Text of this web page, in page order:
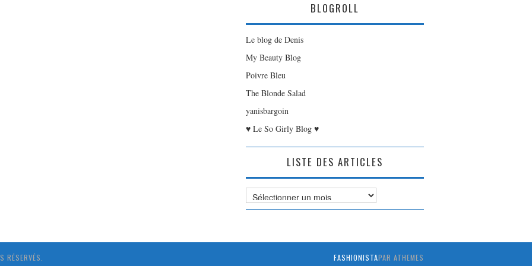
BLOGROLL
Le blog de Denis
My Beauty Blog
Poivre Bleu
The Blonde Salad
yanisbargoin
♥ Le So Girly Blog ♥
LISTE DES ARTICLES
Liste
des
RÉSERVÉS. FASHIONISTAPAR ATHEMES